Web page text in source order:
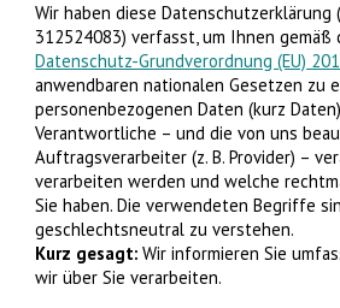
Wir haben diese Datenschutzerklärung
312524083) verfasst, um Ihnen gemäß
Datenschutz-Grundverordnung (EU)
anwendbaren nationalen Gesetzen zu
personenbezogenen Daten (kurz
Verantwortliche – und die von uns
Auftragsverarbeiter (z. B. Provider) –
verarbeiten werden und welche
Sie haben. Die verwendeten Begriffe
geschlechtsneutral zu verstehen.
Kurz gesagt: Wir informieren Sie
wir über Sie verarbeiten.